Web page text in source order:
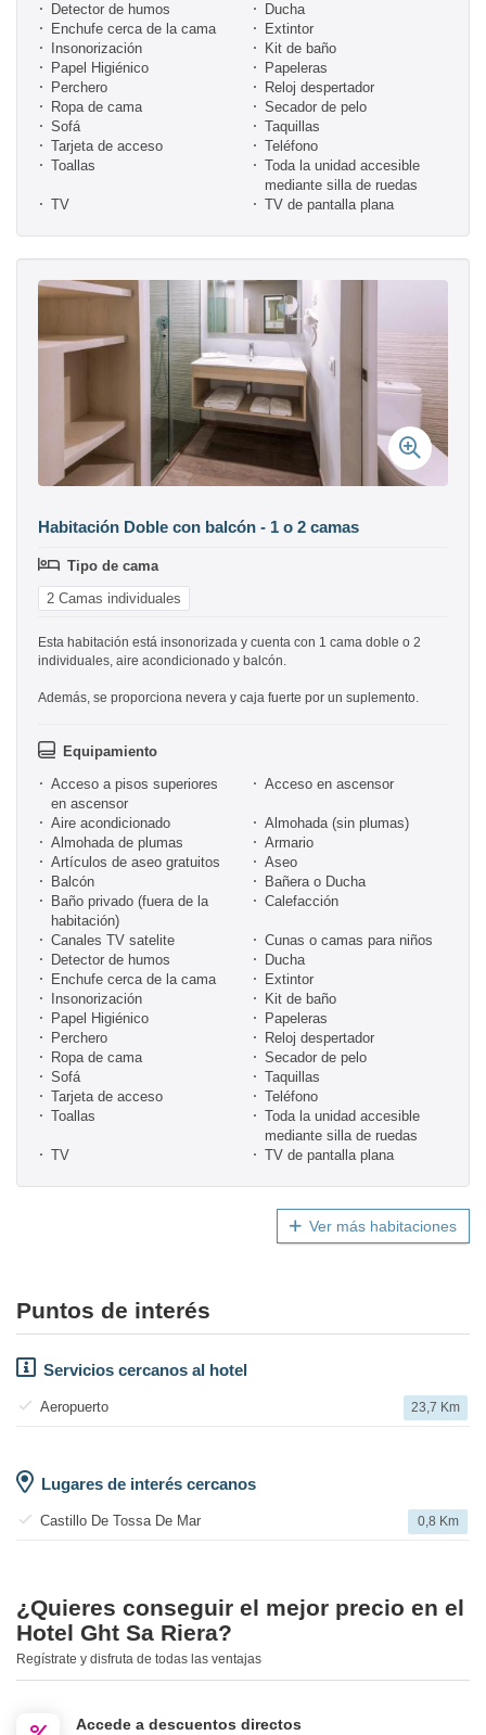
Detector de humos
Ducha
Enchufe cerca de la cama
Extintor
Insonorización
Kit de baño
Papel Higiénico
Papeleras
Perchero
Reloj despertador
Ropa de cama
Secador de pelo
Sofá
Taquillas
Tarjeta de acceso
Teléfono
Toallas
Toda la unidad accesible
mediante silla de ruedas
TV
TV de pantalla plana
Habitación Doble con balcón - 1 o 2 camas
Tipo de cama
2 Camas individuales
Esta habitación está insonorizada y cuenta con 1 cama doble o 2
individuales, aire acondicionado y balcón.
Además, se proporciona nevera y caja fuerte por un suplemento.
Equipamiento
Acceso a pisos superiores
en ascensor
Acceso en ascensor
Aire acondicionado
Almohada (sin plumas)
Almohada de plumas
Armario
Artículos de aseo gratuitos
Aseo
Balcón
Bañera o Ducha
Baño privado (fuera de la
habitación)
Calefacción
Canales TV satelite
Cunas o camas para niños
Detector de humos
Ducha
Enchufe cerca de la cama
Extintor
Insonorización
Kit de baño
Papel Higiénico
Papeleras
Perchero
Reloj despertador
Ropa de cama
Secador de pelo
Sofá
Taquillas
Tarjeta de acceso
Teléfono
Toallas
Toda la unidad accesible
mediante silla de ruedas
TV
TV de pantalla plana
Ver más habitaciones
Puntos de interés
Servicios cercanos al hotel
Aeropuerto 23,7 Km
Lugares de interés cercanos
Castillo De Tossa De Mar 0,8 Km
¿Quieres conseguir el mejor precio en el
Hotel Ght Sa Riera?
Regístrate y disfruta de todas las ventajas
Accede a descuentos directos